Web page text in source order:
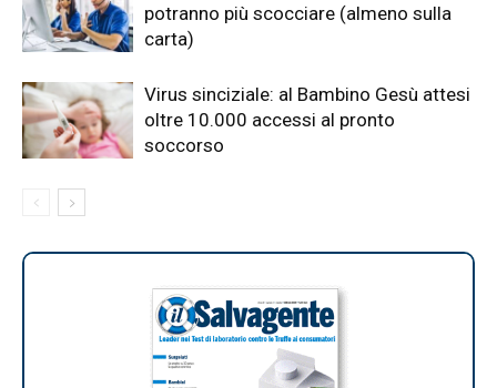
potranno più scocciare (almeno sulla
carta)
Virus sinciziale: al Bambino Gesù attesi
oltre 10.000 accessi al pronto
soccorso